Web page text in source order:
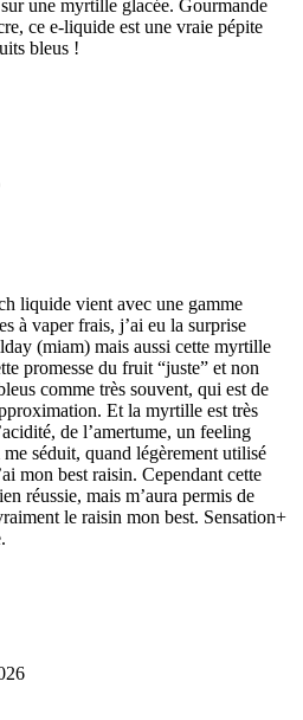
une myrtille glacée. Gourmande
ce e-liquide est une vraie pépite
bleus !
liquide vient avec une gamme
à vaper frais, j’ai eu la surprise
(miam) mais aussi cette myrtille
promesse du fruit “juste” et non
comme très souvent, qui est de
Et la myrtille est très
de l’amertume, un feeling
séduit, quand légèrement utilisé
mon best raisin. Cependant cette
réussie, mais m’aura permis de
le raisin mon best. Sensation+